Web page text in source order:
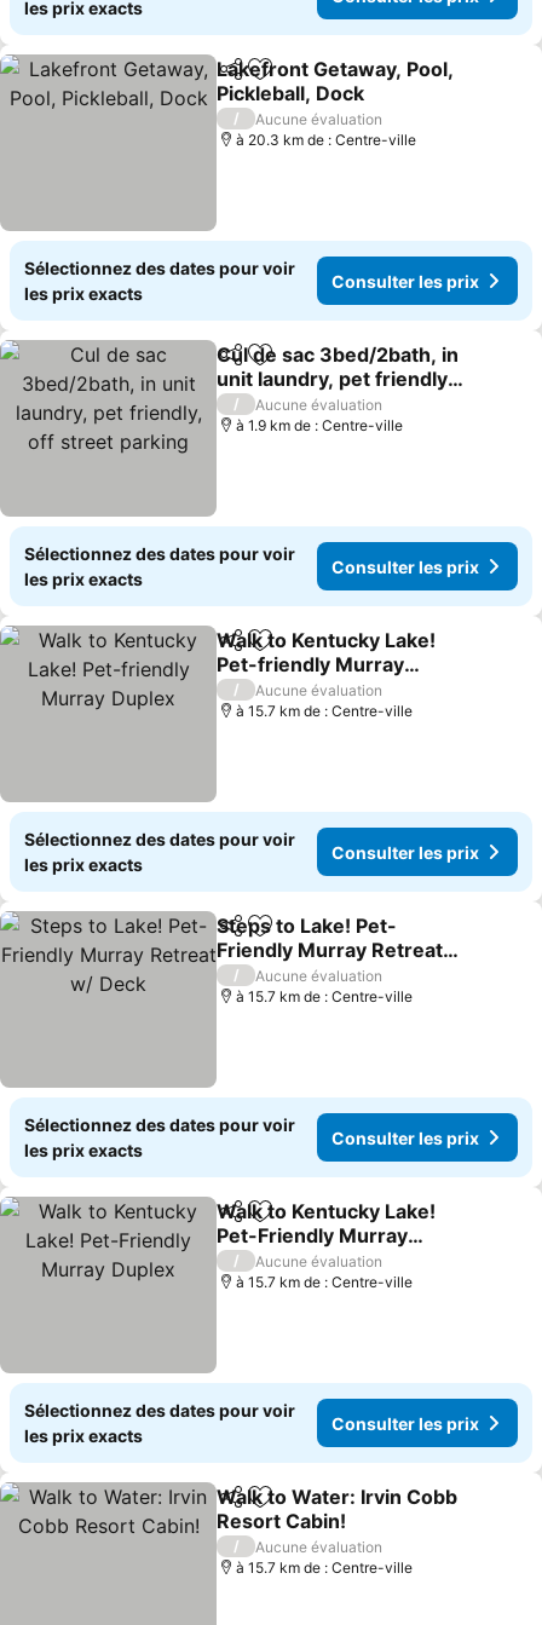
les prix exacts
PartagerAjouter à mes favoris
Lakefront Getaway, Pool,
Pickleball, Dock
Consulter les prix
/
Aucune évaluation
à 20.3 km de : Centre-ville
Sélectionnez des dates pour voir
les prix exacts
Consulter les prix
PartagerAjouter à mes favoris
Cul de sac 3bed/2bath, in
unit laundry, pet friendly,
off street parking
Consulter les prix
/
Aucune évaluation
à 1.9 km de : Centre-ville
Sélectionnez des dates pour voir
les prix exacts
Consulter les prix
PartagerAjouter à mes favoris
Walk to Kentucky Lake!
Pet-friendly Murray
Duplex
Consulter les prix
/
Aucune évaluation
à 15.7 km de : Centre-ville
Sélectionnez des dates pour voir
les prix exacts
Consulter les prix
PartagerAjouter à mes favoris
Steps to Lake! Pet-
Friendly Murray Retreat
w/ Deck
Consulter les prix
/
Aucune évaluation
à 15.7 km de : Centre-ville
Sélectionnez des dates pour voir
les prix exacts
Consulter les prix
PartagerAjouter à mes favoris
Walk to Kentucky Lake!
Pet-Friendly Murray
Duplex
Consulter les prix
/
Aucune évaluation
à 15.7 km de : Centre-ville
Sélectionnez des dates pour voir
les prix exacts
Consulter les prix
PartagerAjouter à mes favoris
Walk to Water: Irvin Cobb
Resort Cabin!
Consulter les prix
/
Aucune évaluation
à 15.7 km de : Centre-ville